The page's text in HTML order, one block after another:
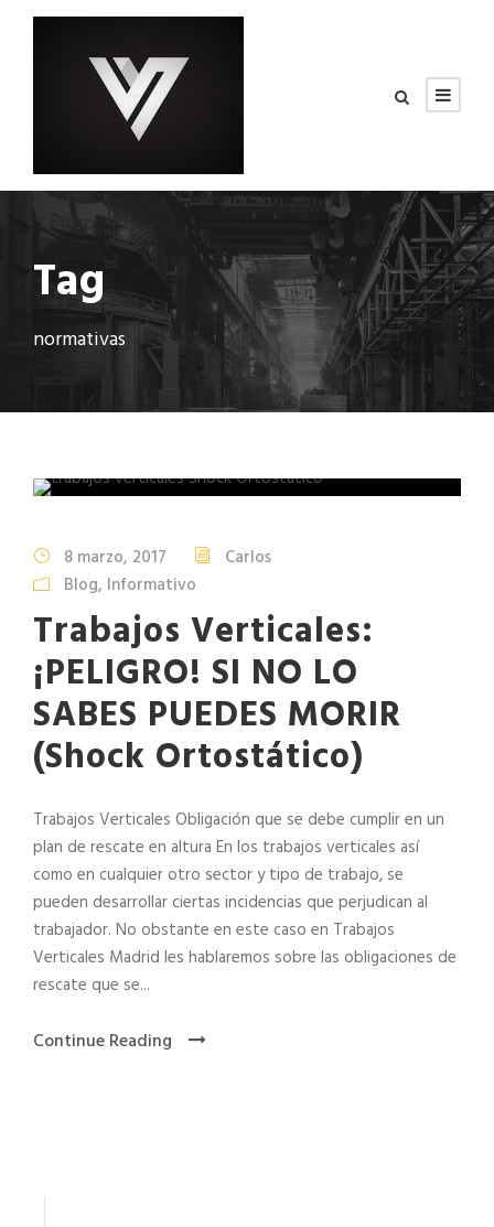
Tag
normativas
8 marzo, 2017
Carlos
Blog, Informativo
Trabajos Verticales:
¡PELIGRO! SI NO LO
SABES PUEDES MORIR
(Shock Ortostático)
Trabajos Verticales Obligación que se debe cumplir en un
plan de rescate en altura En los trabajos verticales así
como en cualquier otro sector y tipo de trabajo, se
pueden desarrollar ciertas incidencias que perjudican al
trabajador. No obstante en este caso en Trabajos
Verticales Madrid les hablaremos sobre las obligaciones de
rescate que se...
Continue Reading